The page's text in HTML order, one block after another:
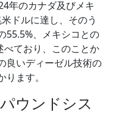
年のカナダ及びメキ
ドルに達し、そのう
55.5%、メキシコとの
べており、このことか
良いディーゼル技術の
ます。
ウンドシス